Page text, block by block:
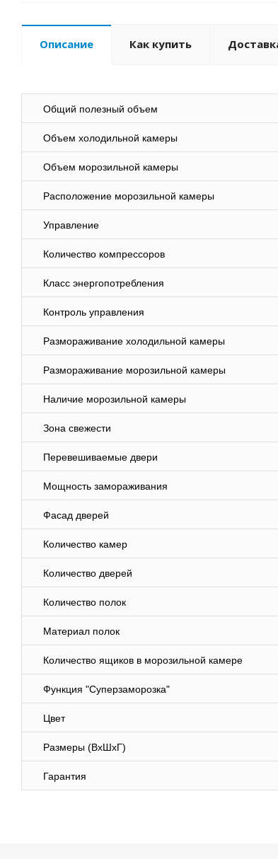
Описание Как купить
Общий полезный объем
Объем холодильной камеры
Объем морозильной камеры
Расположение морозильной камеры
Управление
Количество компрессоров
Класс энергопотребления
Контроль управления
Размораживание холодильной камеры
Размораживание морозильной камеры
Наличие морозильной камеры
Зона свежести
Перевешиваемые двери
Мощность замораживания
Фасад дверей
Количество камер
Количество дверей
Количество полок
Материал полок
Количество ящиков в морозильной камере
Функция "Суперзаморозка"
Цвет
Размеры (ВхШхГ)
Гарантия